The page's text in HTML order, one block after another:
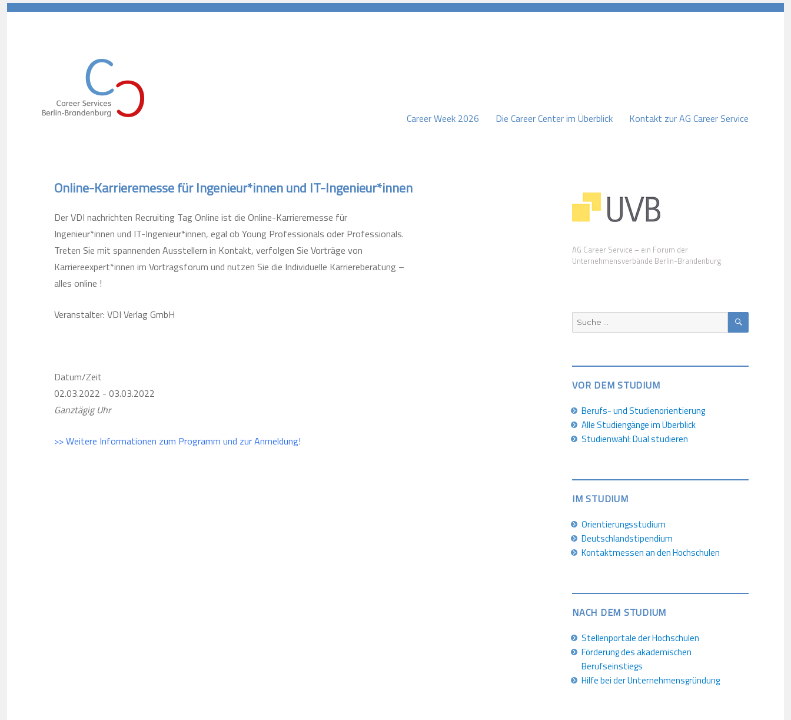
Career Week 2026 Die Career Center im Überblick Kontakt zur AG Career Service
Online-Karrieremesse für Ingenieur*innen und IT-Ingenieur*innen
Der VDI nachrichten Recruiting Tag Online ist die Online-Karrieremesse für
Ingenieur*innen und IT-Ingenieur*innen, egal ob Young Professionals oder Professionals.
Treten Sie mit spannenden Ausstellern in Kontakt, verfolgen Sie Vorträge von
Karriereexpert*innen im Vortragsforum und nutzen Sie die Individuelle Karriereberatung –
alles online !
Veranstalter: VDI Verlag GmbH
Datum/Zeit
02.03.2022 - 03.03.2022
Ganztägig Uhr
>> Weitere Informationen zum Programm und zur Anmeldung!
AG Career Service – ein Forum der
Unternehmensverbände Berlin-Brandenburg
Suche
nach:
SUCHEN
VOR DEM STUDIUM
Berufs- und Studienorientierung
Alle Studiengänge im Überblick
Studienwahl: Dual studieren
IM STUDIUM
Orientierungsstudium
Deutschlandstipendium
Kontaktmessen an den Hochschulen
NACH DEM STUDIUM
Stellenportale der Hochschulen
Förderung des akademischen
Berufseinstiegs
Hilfe bei der Unternehmensgründung